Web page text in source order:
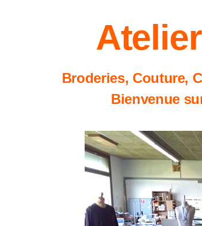
Broderies, Couture,
Bienvenue